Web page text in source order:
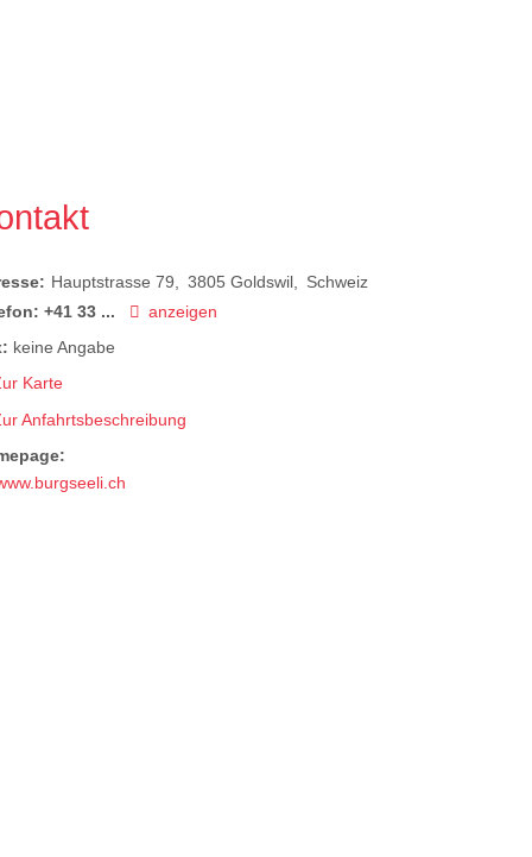
Hauptstrasse 79 3805 Goldswil
Schweiz
+41 33 ...
anzeigen
keine Angabe
Karte
Anfahrtsbeschreibung